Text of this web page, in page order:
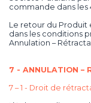
commande dans
Le retour du Produit
dans les conditions
Annulation –
7 - ANNULATION –
7 – 1 - Droit de